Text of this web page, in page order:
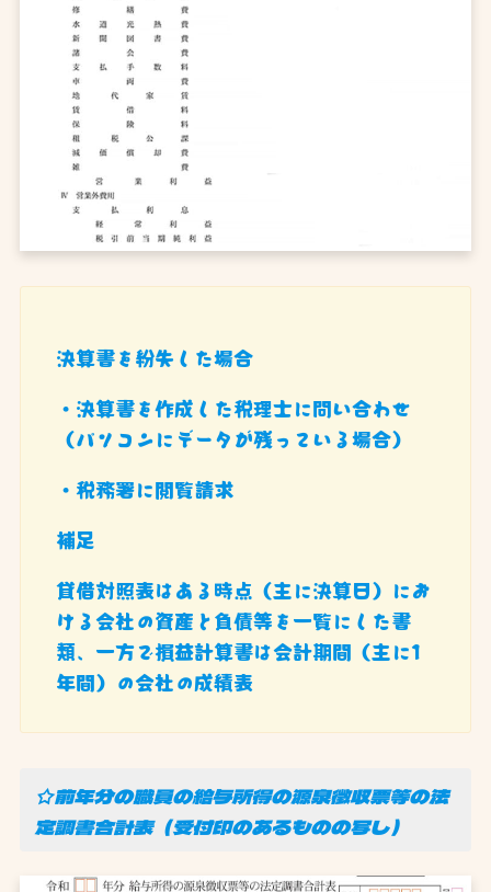
決算書を紛失した場合
・決算書を作成した税理士に問い合わせ
（パソコンにデータが残っている場合）
・税務署に閲覧請求
補足
貸借対照表はある時点（主に決算日）にお
ける会社の資産と負債等を一覧にした書
類、一方で損益計算書は会計期間（主に1
年間）の会社の成績表
☆前年分の職員の給与所得の源泉徴収票等の法
定調書合計表（受付印のあるものの写し）